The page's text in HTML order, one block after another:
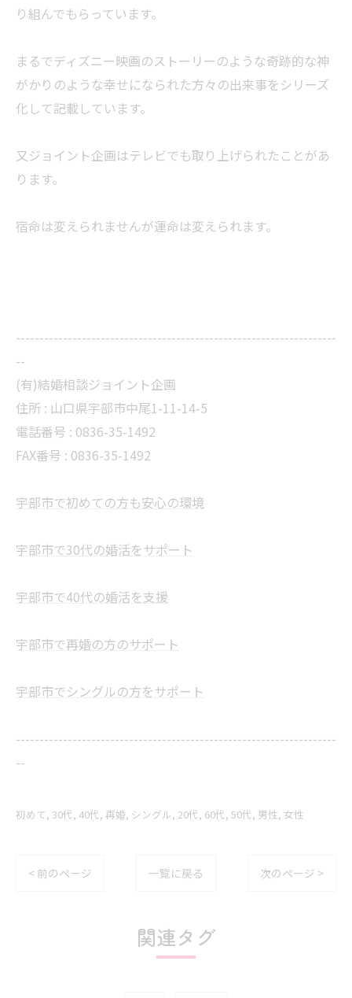
り組んでもらっています。
まるでディズニー映画のストーリーのような奇跡的な神
がかりのような幸せになられた方々の出来事をシリーズ
化して記載しています。
又ジョイント企画はテレビでも取り上げられたことがあ
ります。
宿命は変えられませんが運命は変えられます。
--------------------------------------------------------------------
--
(有)結婚相談ジョイント企画
住所 : 山口県宇部市中尾1-11-14-5
電話番号 : 0836-35-1492
FAX番号 : 0836-35-1492
宇部市で初めての方も安心の環境
宇部市で30代の婚活をサポート
宇部市で40代の婚活を支援
宇部市で再婚の方のサポート
宇部市でシングルの方をサポート
--------------------------------------------------------------------
--
初めて 30代 40代 再婚 シングル 20代 60代 50代 男性 女性
< 前のページ 一覧に戻る 次のページ >
関連タグ